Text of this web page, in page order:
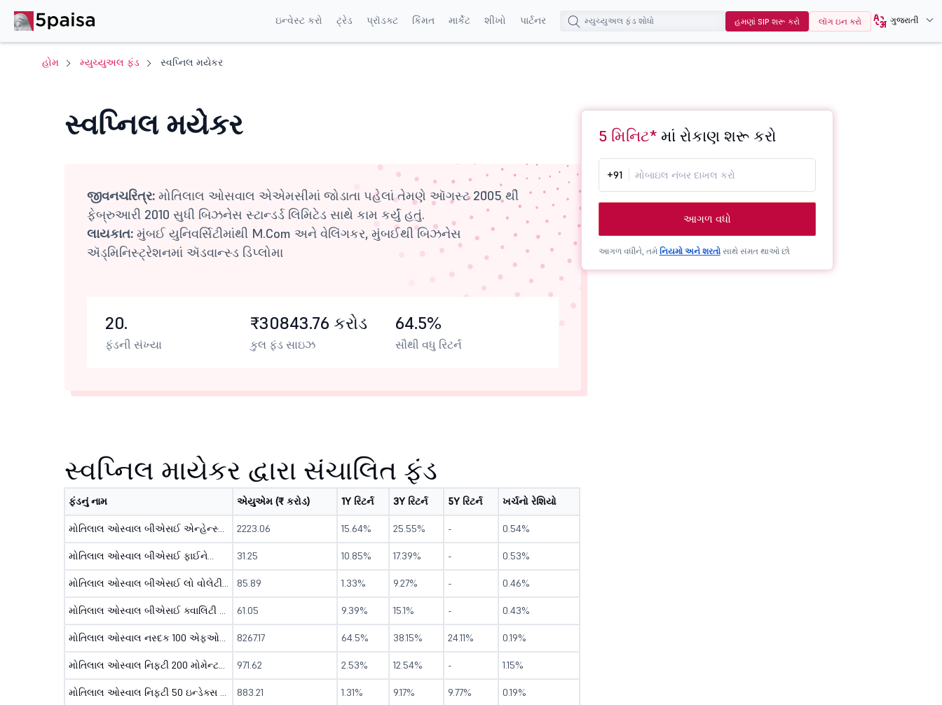
ઇન્વેસ્ટ કરો ટ્રેડ પ્રૉડક્ટ કિંમત માર્કેટ શીખો પાર્ટનર હમણાં SIP શરૂ કરો લૉગ ઇન કરો ગુજરાતી
હોમ મ્યુચ્યુઅલ ફંડ સ્વપ્નિલ મયેકર
સ્વપ્નિલ મયેકર
જીવનચરિત્ર: મોતિલાલ ઓસવાલ એએમસીમાં જોડાતા પહેલાં તેમણે ઑગસ્ટ 2005 થી
ફેબ્રુઆરી 2010 સુધી બિઝનેસ સ્ટાન્ડર્ડ લિમિટેડ સાથે કામ કર્યું હતું.
લાયકાત: મુંબઈ યુનિવર્સિટીમાંથી M.Com અને વેલિંગકર, મુંબઈથી બિઝનેસ
ઍડ્મિનિસ્ટ્રેશનમાં ઍડવાન્સ્ડ ડિપ્લોમા
20.
ફંડની સંખ્યા
₹30843.76 કરોડ
કુલ ફંડ સાઇઝ
64.5%
સૌથી વધુ રિટર્ન
5 મિનિટ*માં રોકાણ શરૂ કરો
+91
આગળ વધો
આગળ વધીને, તમે નિયમો અને શરતોસાથે સંમત થાઓ છો
સ્વપ્નિલ માયેકર દ્વારા સંચાલિત ફંડ
ફંડનું નામ એયુએમ (₹ કરોડ) 1Y રિટર્ન 3Y રિટર્ન 5Y રિટર્ન ખર્ચનો રેશિયો
મોતિલાલ ઓસ્વાલ બીએસઈ એન્હેન્સ્ડ વેલ્યૂ ઇન્ડેક્સ ફન્ડ - ડીઆઇઆર ( જિ ) 2223.06 15.64% 25.55% - 0.54%
મોતિલાલ ઓસ્વાલ બીએસઈ ફાઈનેન્શિયલ્સ એક્સ બેંક 30 ઇન્ડેક્સ ફન્ડ - ડીઆઇઆર ( જિ ) 31.25 10.85% 17.39% - 0.53%
મોતિલાલ ઓસ્વાલ બીએસઈ લો વોલેટીલીટી ઇન્ડેક્સ ફન્ડ - ડીઆઇઆર ( જિ ) 85.89 1.33% 9.27% - 0.46%
મોતિલાલ ઓસ્વાલ બીએસઈ ક્વાલિટી ઇન્ડેક્સ ફન્ડ - ડીઆઇઆર ( જિ ) 61.05 9.39% 15.1% - 0.43%
મોતિલાલ ઓસ્વાલ નસ્દક 100 એફઓએફ - ડાયરેક્ટ ( જિ ) 8267.17 64.5% 38.15% 24.11% 0.19%
મોતિલાલ ઓસ્વાલ નિફ્ટી 200 મોમેન્ટમ 30 ઇન્ડેક્સ ફન્ડ - ડાયરેક્ટ ( જિ ) 971.62 2.53% 12.54% - 1.15%
મોતિલાલ ઓસ્વાલ નિફ્ટી 50 ઇન્ડેક્સ ફન્ડ - ડાયરેક્ટ ( જિ ) 883.21 1.31% 9.17% 9.77% 0.19%